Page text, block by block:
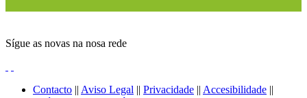
Sígue as novas na nosa rede
Contacto || Aviso Legal || Privacidade || Accesibilidade ||